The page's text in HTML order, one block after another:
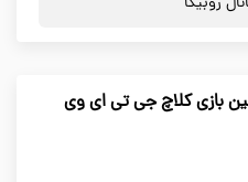
بازی کلاچ جی تی ای وی